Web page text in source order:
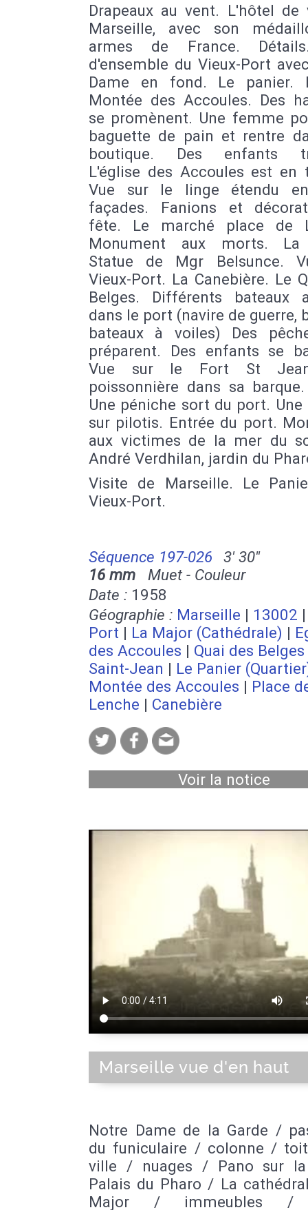
Drapeaux au vent. L'hôtel de
Marseille, avec son
armes de France.
d'ensemble du Vieux-Port
Dame en fond. Le panier.
Montée des Accoules. Des
se promènent. Une femme
baguette de pain et rentre
boutique. Des enfants
L'église des Accoules est en
Vue sur le linge étendu
façades. Fanions et
fête. Le marché place de
Monument aux morts. La
Statue de Mgr Belsunce.
Vieux-Port. La Canebière. Le
Belges. Différents bateaux
dans le port (navire de guerre,
bateaux à voiles) Des
préparent. Des enfants se
Vue sur le Fort St
poissonnière dans sa
Une péniche sort du port. Une
sur pilotis. Entrée du port.
aux victimes de la mer du
André Verdhilan, jardin du
Visite de Marseille. Le
Vieux-Port.
Séquence 197-026
3' 30''
16 mm Muet - Couleur
Date : 1958
Géographie : Marseille | 13002
Port | La Major (Cathédrale) |
des Accoules | Quai des Belges
Saint-Jean | Le Panier
Montée des Accoules | Place
Lenche | Canebière
Voir la notice
Marseille vue d'en haut
Notre Dame de la Garde /
du funiculaire / colonne /
ville / nuages / Pano sur
Palais du Pharo / La
Major / immeubles /